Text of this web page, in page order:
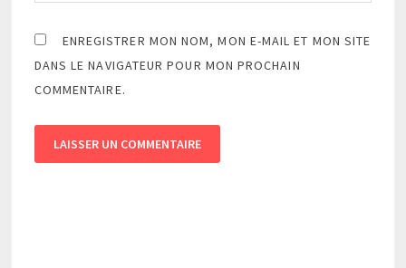
ENREGISTRER MON NOM, MON E-MAIL ET MON SITE
DANS LE NAVIGATEUR POUR MON PROCHAIN
COMMENTAIRE.